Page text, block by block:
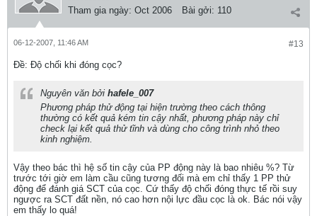
Tham gia ngày: Oct 2006 Bài gởi: 110
#13
06-12-2007, 11:46 AM
Ðề: Độ chối khi đóng cọc?
Nguyên văn bởi hafele_007
Phương pháp thử động tại hiện trường theo cách thông
thường có kết quả kém tin cậy nhất, phương pháp này chỉ
check lại kết quả thử tĩnh và dùng cho công trình nhỏ theo
kinh nghiệm.
Vậy theo bác thì hệ số tin cậy của PP động này là bao nhiêu %? Từ
trước tới giờ em làm cầu cũng tương đối mà em chỉ thấy 1 PP thử
động để đánh giá SCT của cọc. Cứ thấy độ chối đóng thực tế rồi suy
ngược ra SCT đất nền, nó cao hơn nội lực đầu cọc là ok. Bác nói vậy
em thấy lo quá!